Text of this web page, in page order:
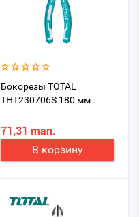
Бокорезы TOTAL
THT230706S 180 мм
71,31 man.
В корзину